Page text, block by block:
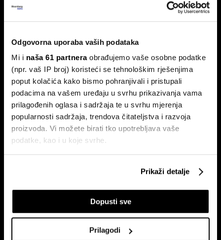
Odgovorna uporaba vaših podataka
Mi i naša 61 partneraobrađujemo vaše osobne podatke
(npr. vaš IP broj) koristeći se tehnološkim rješenjima
poput kolačića kako bismo pohranjivali i pristupali
podacima na vašem uređaju u svrhu prikazivanja vama
prilagođenih oglasa i sadržaja te u svrhu mjerenja
popularnosti sadržaja, trendova čitateljstva i razvoja
proizvoda. Vi možete birati tko upotrebljava vaše
podatke, kao i u koje svrhe.
Prikupljati podatke o vašoj geografskoj lokaciji,
koji mogu biti precizni do radijusa od nekoliko metara
Prepoznati vaš uređaj tako što ćemo aktivno
skenirati njegove određene karakteristike ("uzimanje
Prikaži detalje
Dopusti sve
Prilagodi
jeftinijih električnih vozila
Kinesko poduzeće preplavljuje tržišta svojim automobilima
dok SAD čini sve što može kako bi ova brzorastuća marka
ostala izvan njegovih granica.
Budućnost brze hrane mogla bi